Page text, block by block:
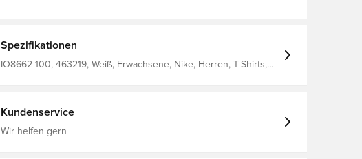
Spezifikationen
IO8662-100, 463219, Weiß, Erwachsene, Nike, Herren, T-Shirts,
Kundenservice
Wir helfen gern